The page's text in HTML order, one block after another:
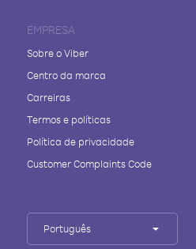
EMPRESA
Sobre o Viber
Centro da marca
Carreiras
Termos e políticas
Política de privacidade
Customer Complaints Code
Português